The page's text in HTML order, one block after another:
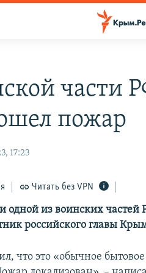
части
пожар
17:23
Читать без VPN
одной из воинских
российского главы
что это «обычное